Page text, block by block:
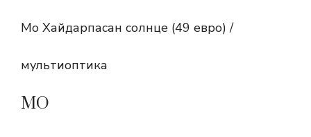
Мо Хайдарпасан солнце (49 евро) /
мультиоптика
МО